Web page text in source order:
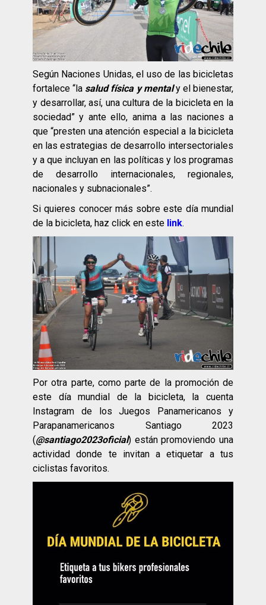
Según Naciones Unidas, el uso de las bicicletas
fortalece “la salud física y mentaly el bienestar,
y desarrollar, así, una cultura de la bicicleta en la
sociedad” y ante ello, anima a las naciones a
que “presten una atención especial a la bicicleta
en las estrategias de desarrollo intersectoriales
y a que incluyan en las políticas y los programas
de desarrollo internacionales, regionales,
nacionales y subnacionales”.
Si quieres conocer más sobre este día mundial
de la bicicleta, haz click en este link.
Por otra parte, como parte de la promoción de
este día mundial de la bicicleta, la cuenta
Instagram de los Juegos Panamericanos y
Parapanamericanos Santiago 2023
(@santiago2023oficial) están promoviendo una
actividad donde te invitan a etiquetar a tus
ciclistas favoritos.